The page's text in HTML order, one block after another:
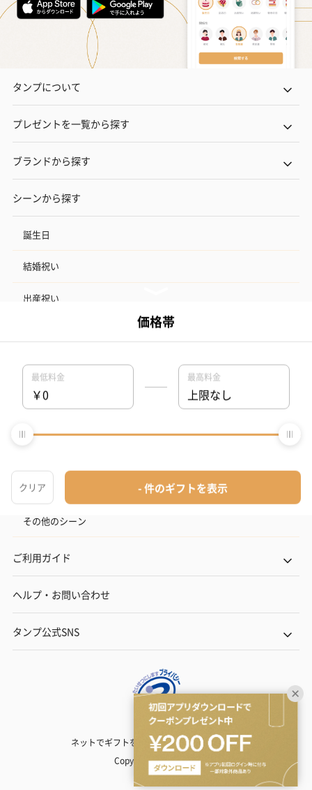
タンプについて
プレゼントを一覧から探す
ブランドから探す
シーンから探す
誕生日
結婚祝い
出産祝い
記念日
結婚記念日
出産内祝い
その他のシーン
ご利用ガイド
ヘルプ・お問い合わせ
タンプ公式SNS
ネットでギフトを贈るなら | TANP（タンプ）
Copyright© TANP Inc.